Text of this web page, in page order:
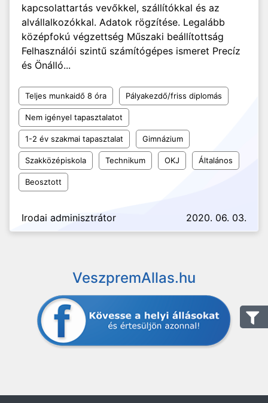
kapcsolattartás vevőkkel, szállítókkal és az
alvállalkozókkal. Adatok rögzítése. Legalább
középfokú végzettség Műszaki beállítottság
Felhasználói szintű számítógépes ismeret Precíz
és Önálló...
Teljes munkaidő 8 óra Pályakezdő/friss diplomás
Nem igényel tapasztalatot
1-2 év szakmai tapasztalat Gimnázium
Szakközépiskola Technikum OKJ Általános
Beosztott
Irodai adminisztrátor 2020. 06. 03.
VeszpremAllas.hu